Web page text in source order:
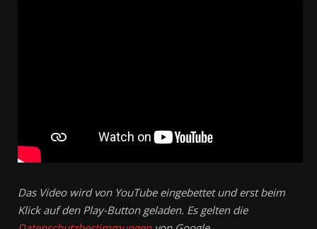
Das Video wird von YouTube eingebettet und erst beim
Klick auf den Play-Button geladen. Es gelten die